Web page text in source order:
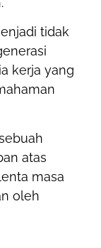
tidak
kerja yang
atas
masa
oleh